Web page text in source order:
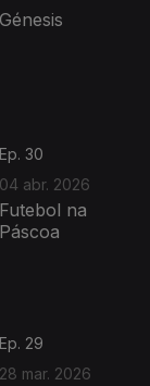
Génesis
Ep. 30
04 abr. 2026
Futebol na
Páscoa
Ep. 29
28 mar. 2026